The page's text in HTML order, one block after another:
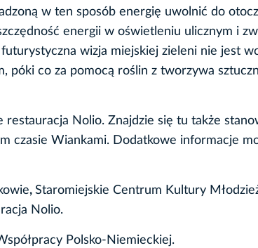
w ten sposób energię uwolnić do
energii w oświetleniu ulicznym i
wizja miejskiej zieleni nie jest
póki co za pomocą roślin z tworzywa
restauracja Nolio. Znajdzie się tu także
czasie Wiankami. Dodatkowe informacje
, Staromiejskie Centrum Kultury
Nolio.
Polsko-Niemieckiej.